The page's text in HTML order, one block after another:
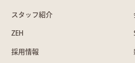
スタッフ紹介
ZEH
採用情報